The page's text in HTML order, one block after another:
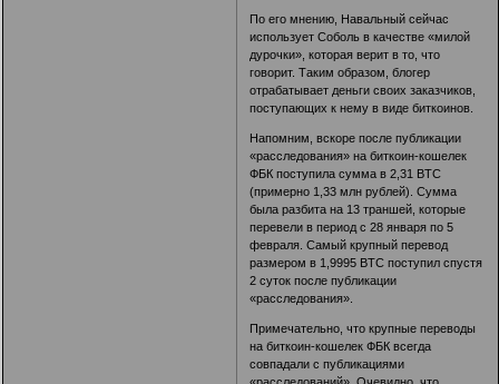
По его мнению, Навальный сейчас
использует Соболь в качестве «милой
дурочки», которая верит в то, что
говорит. Таким образом, блогер
отрабатывает деньги своих заказчиков,
поступающих к нему в виде биткоинов.
Напомним, вскоре после публикации
«расследования» на биткоин-кошелек
ФБК поступила сумма в 2,31 BTC
(примерно 1,33 млн рублей). Сумма
была разбита на 13 траншей, которые
перевели в период с 28 января по 5
февраля. Самый крупный перевод
размером в 1,9995 BTC поступил спустя
2 суток после публикации
«расследования».
Примечательно, что крупные переводы
на биткоин-кошелек ФБК всегда
совпадали с публикациями